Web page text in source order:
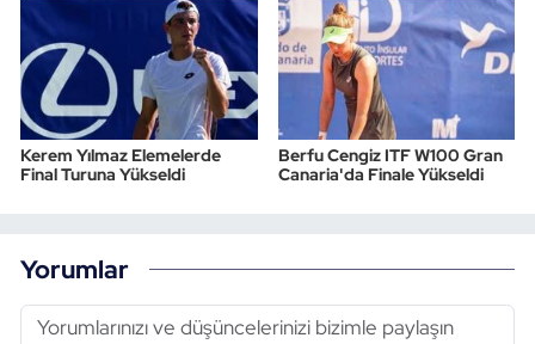
Kerem Yılmaz Elemelerde
Final Turuna Yükseldi
Berfu Cengiz ITF W100 Gran
Canaria'da Finale Yükseldi
Yorumlar